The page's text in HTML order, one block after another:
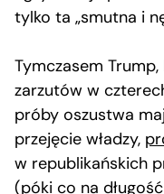
tylko ta „smutna i
Tymczasem
zarzutów w
próby oszustwa
przejęcie władzy,
w republikańskich
(póki co na